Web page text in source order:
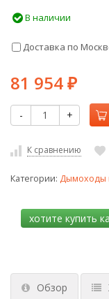
В наличии
Доставка по
81 954 ₽
- +
К сравнению
Категории: Дымоходы
Обзор